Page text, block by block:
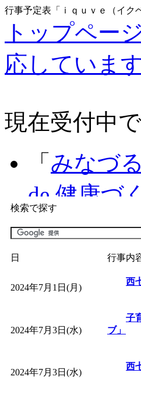
行事予定表「ｉｑｕｖｅ（イク
トップペー
応していま
現在受付中で
「 みなづ
de 健康づ
「子育て
間：2026/
「皆鶴姫
～」 受付
子育て
2026/07/
検索で探す
日 行事内
2024年7月1日(月)
西
2024年7月3日(水)
子
ブ」
2024年7月3日(水)
西